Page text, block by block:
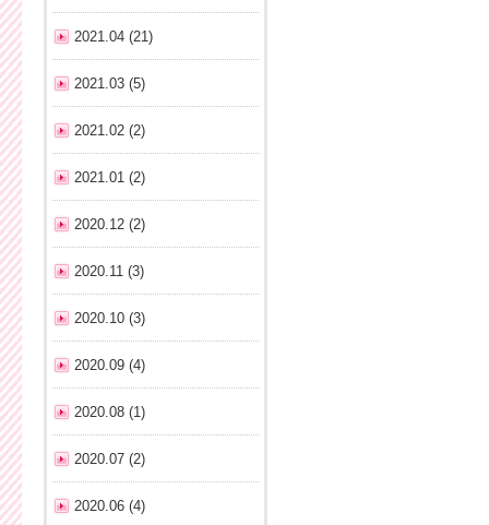
2021.04 (21)
2021.03 (5)
2021.02 (2)
2021.01 (2)
2020.12 (2)
2020.11 (3)
2020.10 (3)
2020.09 (4)
2020.08 (1)
2020.07 (2)
2020.06 (4)